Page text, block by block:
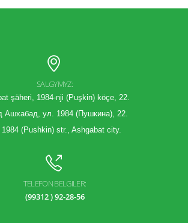
SALGYMYZ:
şäheri, 1984-nji (Puşkin) köçe, 22.
Ашхабад, ул. 1984 (Пушкина), 22.
1984 (Pushkin) str., Ashgabat city.
TELEFON BELGILER:
(99312 ) 92-28-56